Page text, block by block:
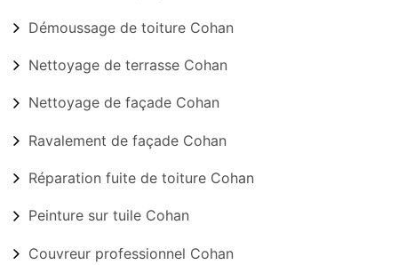
Démoussage de toiture Cohan
Nettoyage de terrasse Cohan
Nettoyage de façade Cohan
Ravalement de façade Cohan
Réparation fuite de toiture Cohan
Peinture sur tuile Cohan
Couvreur professionnel Cohan